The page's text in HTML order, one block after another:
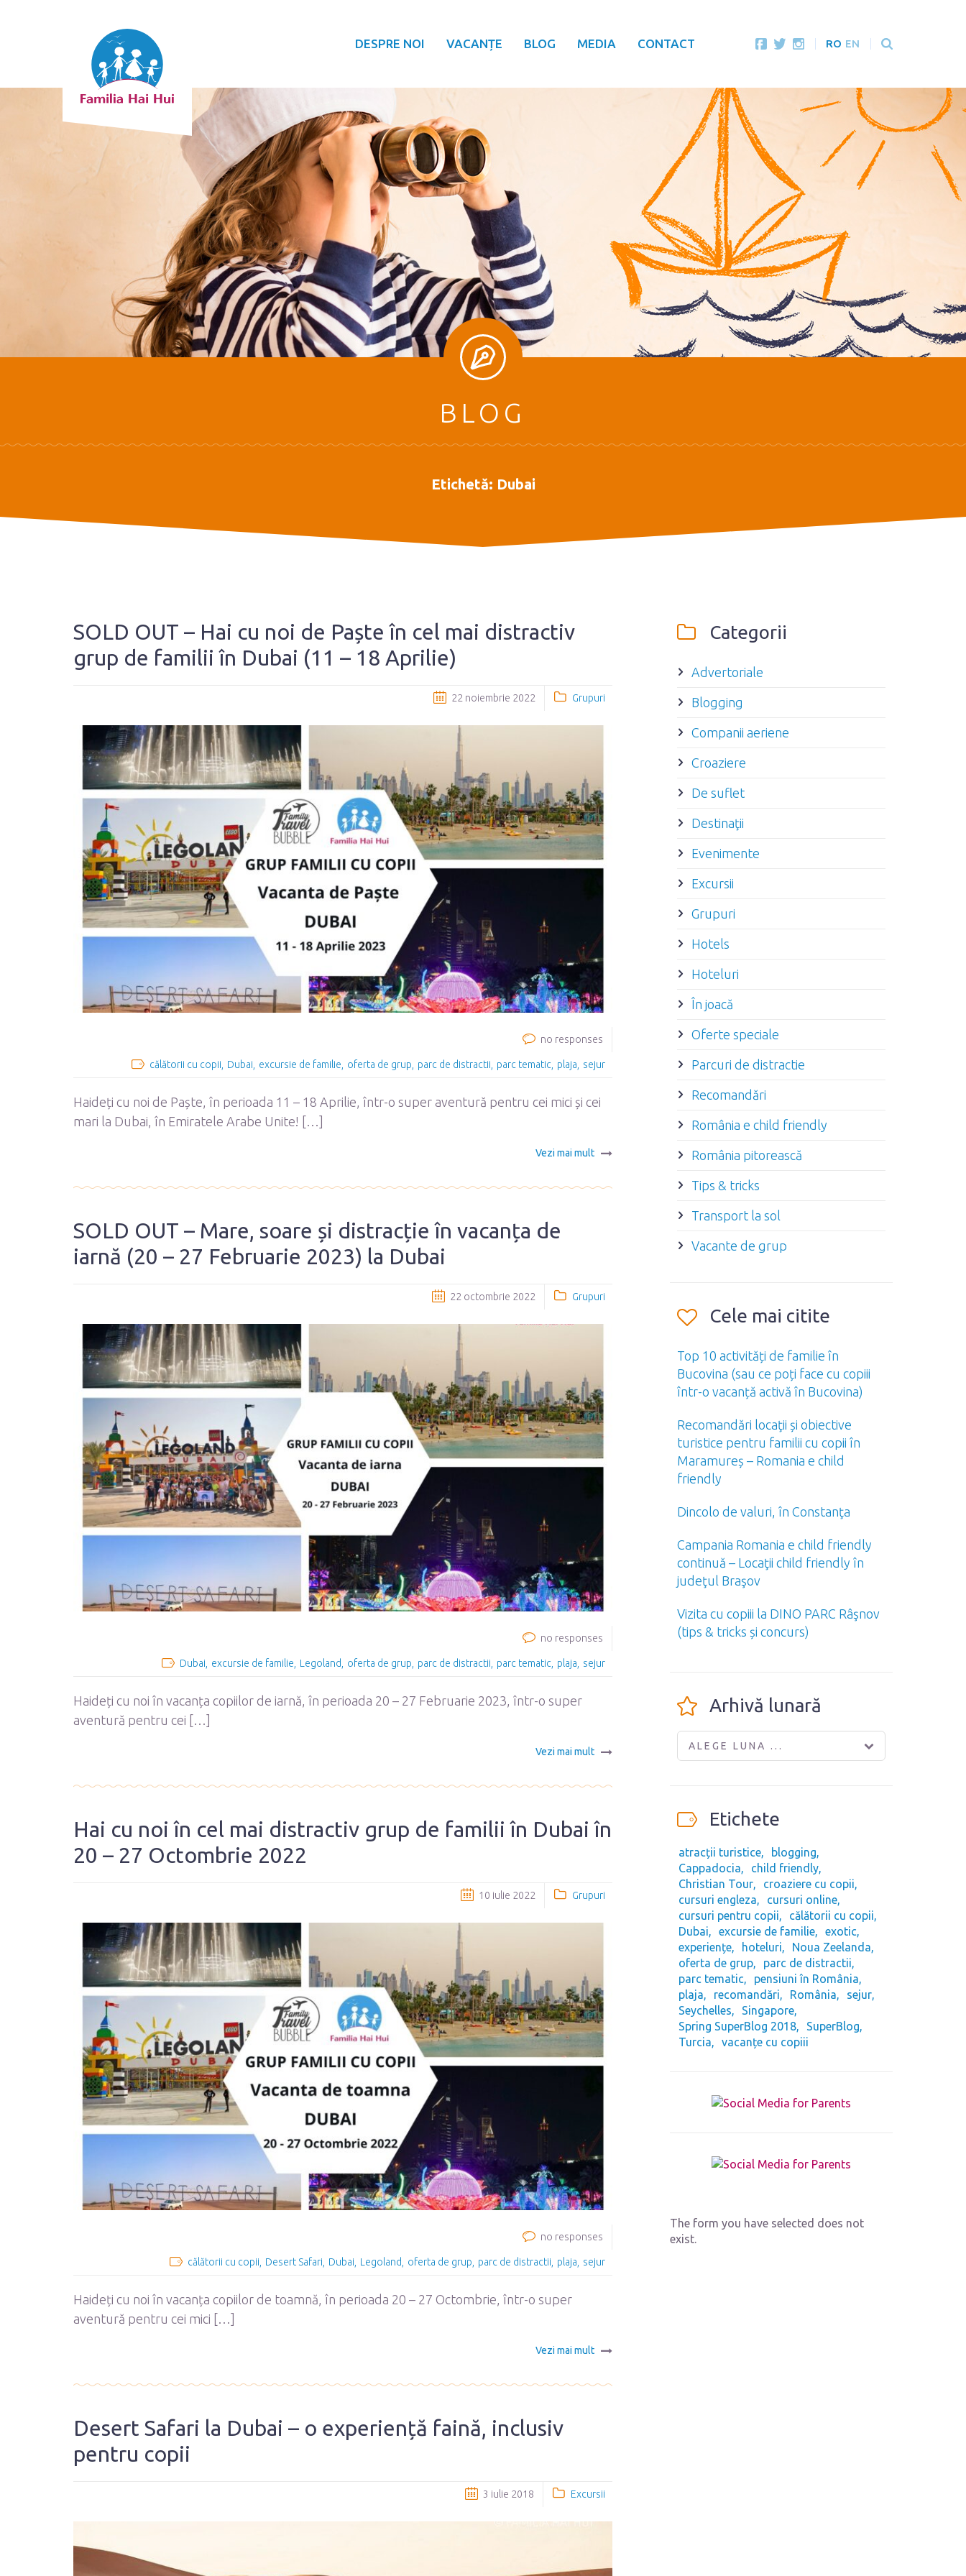
DESPRE NOI VACANȚE BLOG MEDIA CONTACT RO EN
BLOG
Etichetă: Dubai
SOLD OUT – Hai cu noi de Paște în cel mai distractiv
grup de familii în Dubai (11 – 18 Aprilie)
22 noiembrie 2022 Grupuri
no responses
călătorii cu copii Dubai excursie de familie oferta de grup parc de distractii parc tematic plaja sejur
Haideți cu noi de Paște, în perioada 11 – 18 Aprilie, într-o super aventură pentru cei mici și cei
mari la Dubai, în Emiratele Arabe Unite! […]
Vezi mai mult
SOLD OUT – Mare, soare și distracție în vacanța de
iarnă (20 – 27 Februarie 2023) la Dubai
22 octombrie 2022 Grupuri
no responses
Dubai excursie de familie Legoland oferta de grup parc de distractii parc tematic plaja sejur
Haideți cu noi în vacanța copiilor de iarnă, în perioada 20 – 27 Februarie 2023, într-o super
aventură pentru cei […]
Vezi mai mult
​Hai cu noi în cel mai distractiv grup de familii în Dubai în
20 – 27 Octombrie 2022
10 iulie 2022 Grupuri
no responses
călătorii cu copii Desert Safari Dubai Legoland oferta de grup parc de distractii plaja sejur
Haideți cu noi în vacanța copiilor de toamnă, în perioada 20 – 27 Octombrie, într-o super
aventură pentru cei mici […]
Vezi mai mult
Desert Safari la Dubai – o experiență faină, inclusiv
pentru copii
3 iulie 2018 Excursii
Categorii
Advertoriale
Blogging
Companii aeriene
Croaziere
De suflet
Destinaţii
Evenimente
Excursii
Grupuri
Hotels
Hoteluri
În joacă
Oferte speciale
Parcuri de distractie
Recomandări
România e child friendly
România pitorească
Tips & tricks
Transport la sol
Vacante de grup
Cele mai citite
Top 10 activități de familie în
Bucovina (sau ce poți face cu copiii
într-o vacanță activă în Bucovina)
Recomandări locaţii și obiective
turistice pentru familii cu copii în
Maramureș – Romania e child
friendly
Dincolo de valuri, în Constanţa
Campania Romania e child friendly
continuă – Locaţii child friendly în
judeţul Braşov
Vizita cu copiii la DINO PARC Râşnov
(tips & tricks și concurs)
Arhivă lunară
ALEGE LUNA ...
Etichete
atracții turistice
blogging
Cappadocia
child friendly
Christian Tour
croaziere cu copii
cursuri engleza
cursuri online
cursuri pentru copii
călătorii cu copii
Dubai
excursie de familie
exotic
experiențe
hoteluri
Noua Zeelanda
oferta de grup
parc de distractii
parc tematic
pensiuni în România
plaja
recomandări România
sejur
Seychelles
Singapore
Spring SuperBlog 2018
SuperBlog
Turcia
vacanțe cu copiii
The form you have selected does not
exist.